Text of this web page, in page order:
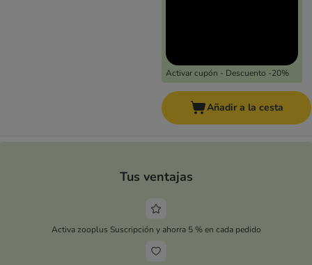
Activar cupón - Descuento -20%
Añadir a la cesta
Tus ventajas
Activa zooplus Suscripción y ahorra 5 % en cada pedido